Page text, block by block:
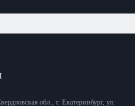
обл., г. Екатеринбург, ул.